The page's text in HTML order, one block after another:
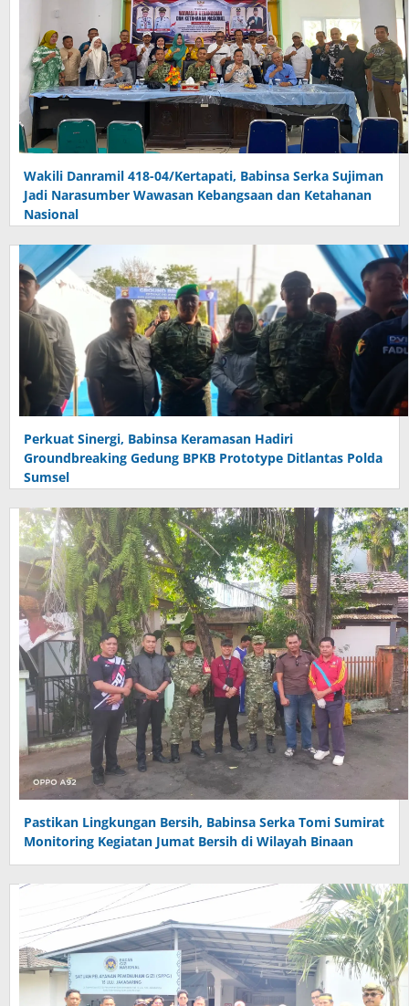
Wakili Danramil 418-04/Kertapati, Babinsa Serka Sujiman
Jadi Narasumber Wawasan Kebangsaan dan Ketahanan
Nasional
Perkuat Sinergi, Babinsa Keramasan Hadiri
Groundbreaking Gedung BPKB Prototype Ditlantas Polda
Sumsel
Pastikan Lingkungan Bersih, Babinsa Serka Tomi Sumirat
Monitoring Kegiatan Jumat Bersih di Wilayah Binaan